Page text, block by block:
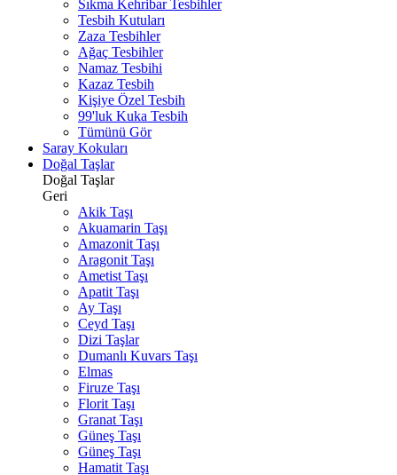
Sıkma Kehribar Tesbihler
Tesbih Kutuları
Zaza Tesbihler
Ağaç Tesbihler
Namaz Tesbihi
Kazaz Tesbih
Kişiye Özel Tesbih
99'luk Kuka Tesbih
Tümünü Gör
Saray Kokuları
Doğal Taşlar
Doğal Taşlar
Geri
Akik Taşı
Akuamarin Taşı
Amazonit Taşı
Aragonit Taşı
Ametist Taşı
Apatit Taşı
Ay Taşı
Ceyd Taşı
Dizi Taşlar
Dumanlı Kuvars Taşı
Elmas
Firuze Taşı
Florit Taşı
Granat Taşı
Güneş Taşı
Güneş Taşı
Hamatit Taşı